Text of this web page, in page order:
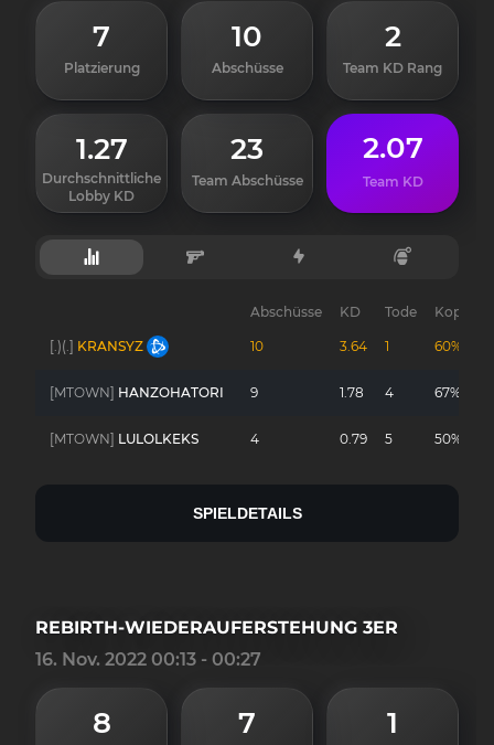
7
Platzierung
10
Abschüsse
2
Team KD Rang
1.27
Durchschnittliche
Lobby KD
23
Team Abschüsse
2.07
Team KD
Abschüsse KD Tode
[.)(.] KRANSYZ 10 3.64 1 60%
[MTOWN] HANZOHATORI 9 1.78 4 67%
[MTOWN] LULOLKEKS 4 0.79 5 50%
SPIELDETAILS
8 7 1
REBIRTH-WIEDERAUFERSTEHUNG 3ER
16. Nov. 2022 00:13 - 00:27